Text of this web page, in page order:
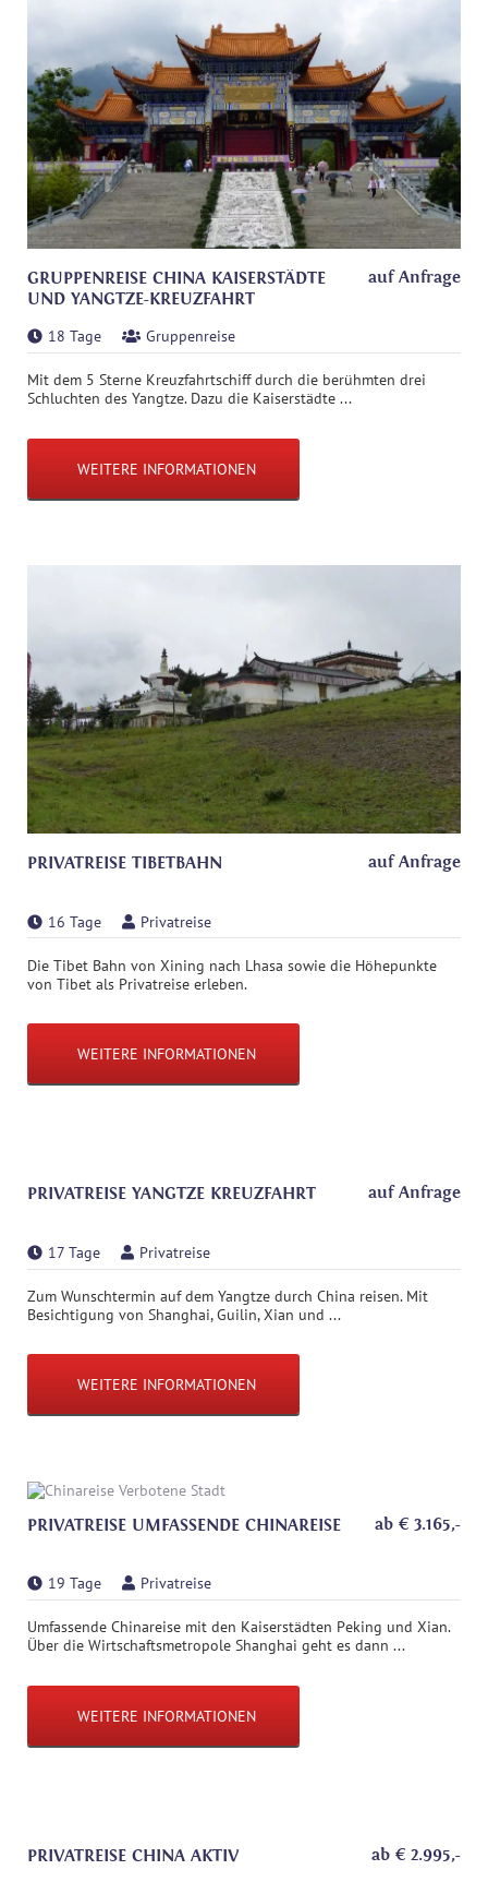
GRUPPENREISE CHINA KAISERSTÄDTE
UND YANGTZE-KREUZFAHRT
auf Anfrage
18 Tage Gruppenreise
Mit dem 5 Sterne Kreuzfahrtschiff durch die berühmten drei
Schluchten des Yangtze. Dazu die Kaiserstädte ...
WEITERE INFORMATIONEN
PRIVATREISE TIBETBAHN auf Anfrage
16 Tage Privatreise
Die Tibet Bahn von Xining nach Lhasa sowie die Höhepunkte
von Tibet als Privatreise erleben.
WEITERE INFORMATIONEN
PRIVATREISE YANGTZE KREUZFAHRT auf Anfrage
17 Tage Privatreise
Zum Wunschtermin auf dem Yangtze durch China reisen. Mit
Besichtigung von Shanghai, Guilin, Xian und ...
WEITERE INFORMATIONEN
PRIVATREISE UMFASSENDE CHINAREISE ab € 3.165,-
19 Tage Privatreise
Umfassende Chinareise mit den Kaiserstädten Peking und Xian.
Über die Wirtschaftsmetropole Shanghai geht es dann ...
WEITERE INFORMATIONEN
PRIVATREISE CHINA AKTIV ab € 2.995,-